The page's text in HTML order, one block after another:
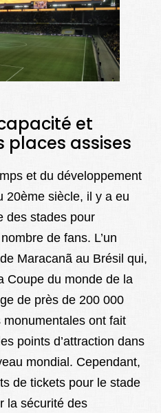
et
assises
et du développement
20ème siècle, il y a eu
des stades pour
de fans. L’un
Maracanã au Brésil qui,
Coupe du monde de la
de près de 200 000
ont fait
points d’attraction dans
mondial. Cependant,
de tickets pour le stade
la sécurité des